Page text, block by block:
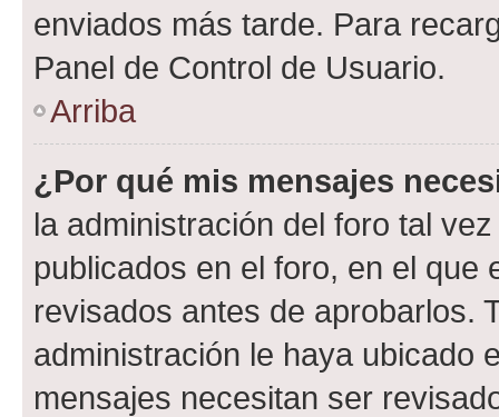
enviados más tarde. Para
Panel de Control de Usuario.
Arriba
¿Por qué mis mensajes
la administración del foro tal
publicados en el foro, en el
revisados antes de aprobarlos.
administración le haya ubicado
mensajes necesitan ser